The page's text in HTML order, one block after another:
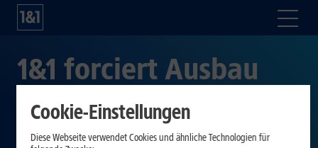
1&1 forciert Ausbau
der
Antennenstandorte im
Cookie-Einstellungen
Diese Webseite verwendet Cookies und ähnliche Technologien für